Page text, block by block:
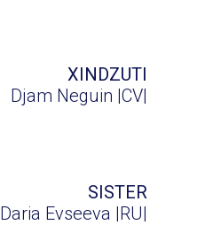
XINDZUTI
Djam Neguin |CV|
SISTER
Daria Evseeva |RU|